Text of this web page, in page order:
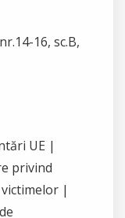
16, sc.B,
UE |
privind
|